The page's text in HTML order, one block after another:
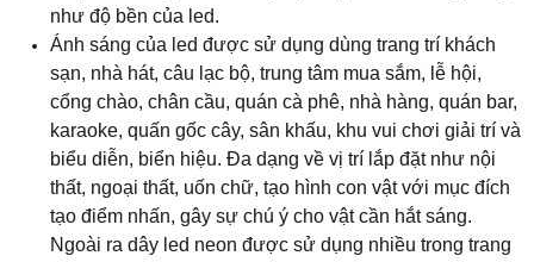
như độ bền của led.
Ánh sáng của led được sử dụng dùng trang trí khách
sạn, nhà hát, câu lạc bộ, trung tâm mua sắm, lễ hội,
cổng chào, chân cầu, quán cà phê, nhà hàng, quán bar,
karaoke, quấn gốc cây, sân khấu, khu vui chơi giải trí và
biểu diễn, biển hiệu. Đa dạng về vị trí lắp đặt như nội
thất, ngoại thất, uốn chữ, tạo hình con vật với mục đích
tạo điểm nhấn, gây sự chú ý cho vật cần hắt sáng.
Ngoài ra dây led neon được sử dụng nhiều trong trang